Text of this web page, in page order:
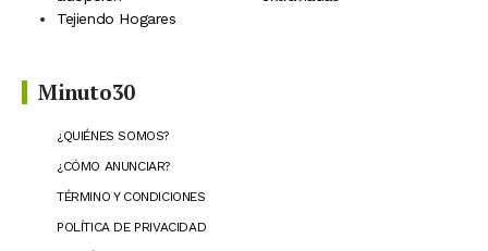
Tejiendo Hogares
Minuto30
¿QUIÉNES SOMOS?
¿CÓMO ANUNCIAR?
TÉRMINO Y CONDICIONES
POLÍTICA DE PRIVACIDAD